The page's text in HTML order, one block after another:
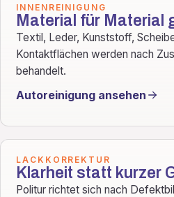
INNENREINIGUNG
Material für Material
Textil, Leder, Kunststoff,
Kontaktflächen werden nach
behandelt.
Autoreinigung ansehen
LACKKORREKTUR
Klarheit statt kurzer
Politur richtet sich nach